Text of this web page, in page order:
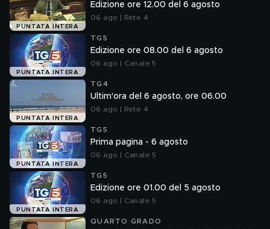
PUNTATA INTERA
Edizione ore 12.00 del 6 agosto
06 ago | Rete 4
PUNTATA INTERA
TG5
Edizione ore 08.00 del 6 agosto
06 ago | Canale 5
PUNTATA INTERA
TG4
Ultim'ora del 6 agosto, ore 06.00
06 ago | Rete 4
PUNTATA INTERA
TG5
Prima pagina - 6 agosto
06 ago | Canale 5
PUNTATA INTERA
TG5
Edizione ore 01.00 del 5 agosto
06 ago | Canale 5
QUARTO GRADO